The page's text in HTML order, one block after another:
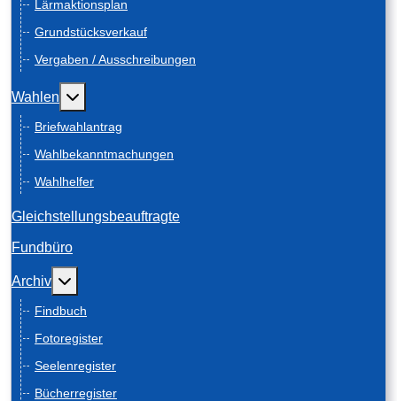
Lärmaktionsplan
Grundstücksverkauf
Vergaben / Ausschreibungen
Wahlen Weitere Informationen: Wahlen
Briefwahlantrag
Wahlbekanntmachungen
Wahlhelfer
Gleichstellungsbeauftragte
Fundbüro
Archiv Weitere Informationen: Archiv
Findbuch
Fotoregister
Seelenregister
Bücherregister